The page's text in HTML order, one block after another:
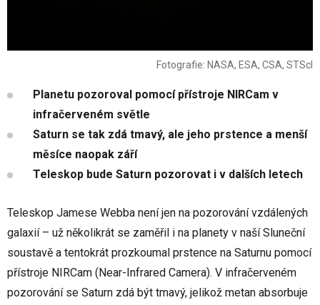
Fotografie: NASA, ESA, CSA, STScI
Planetu pozoroval pomocí přístroje NIRCam v
infračerveném světle
Saturn se tak zdá tmavý, ale jeho prstence a menší
měsíce naopak září
Teleskop bude Saturn pozorovat i v dalších letech
Teleskop Jamese Webba není jen na pozorování vzdálených
galaxií – už několikrát se zaměřil i na planety v naší Sluneční
soustavě a tentokrát prozkoumal prstence na Saturnu pomocí
přístroje NIRCam (Near-Infrared Camera). V infračerveném
pozorování se Saturn zdá být tmavý, jelikož metan absorbuje